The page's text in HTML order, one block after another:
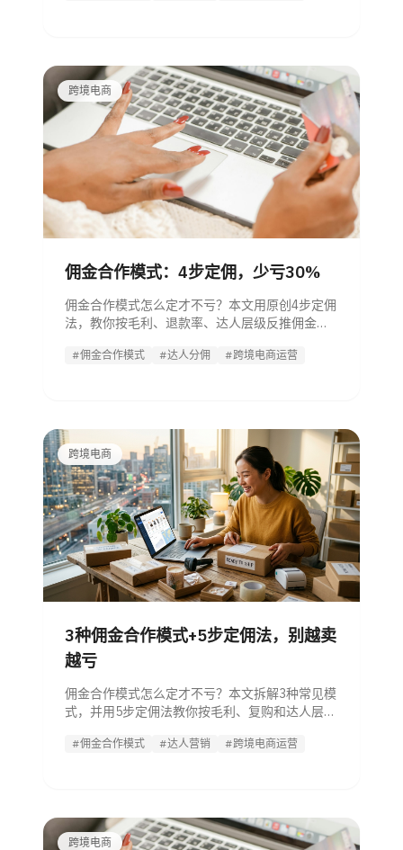
跨境电商
佣金合作模式：4步定佣，少亏30%
佣金合作模式怎么定才不亏？本文用原创4步定佣
法，教你按毛利、退款率、达人层级反推佣金上
电商一线运营实操参考。
#佣金合作模式 #达人分佣 #跨境电商运营
跨境电商
3种佣金合作模式+5步定佣法，别越卖
越亏
佣金合作模式怎么定才不亏？本文拆解3种常见模
式，并用5步定佣法教你按毛利、复购和达人层级
操。
#佣金合作模式 #达人营销 #跨境电商运营
跨境电商